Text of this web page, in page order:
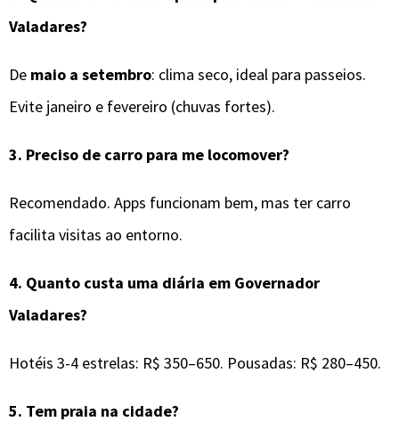
Valadares?
De maio a setembro: clima seco, ideal para passeios.
Evite janeiro e fevereiro (chuvas fortes).
3. Preciso de carro para me locomover?
Recomendado. Apps funcionam bem, mas ter carro
facilita visitas ao entorno.
4. Quanto custa uma diária em Governador
Valadares?
Hotéis 3-4 estrelas: R$ 350–650. Pousadas: R$ 280–450.
5. Tem praia na cidade?